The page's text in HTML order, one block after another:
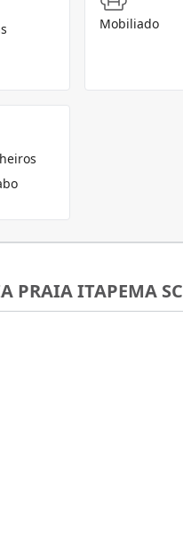
Mobiliado
PRAIA ITAPEMA SC